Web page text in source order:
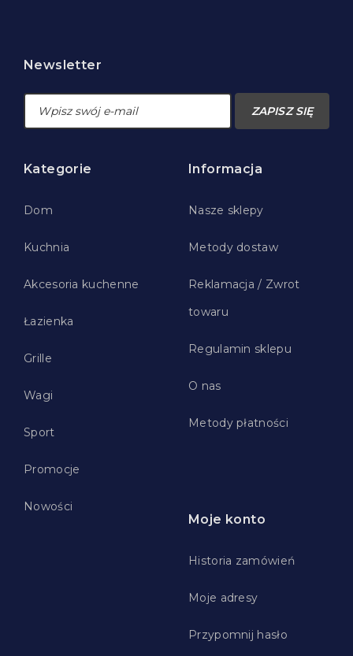
Newsletter
ZAPISZ SIĘ
Kategorie
Dom
Kuchnia
Akcesoria kuchenne
Łazienka
Grille
Wagi
Sport
Promocje
Nowości
Informacja
Nasze sklepy
Metody dostaw
Reklamacja / Zwrot
towaru
Regulamin sklepu
O nas
Metody płatności
Moje konto
Historia zamówień
Moje adresy
Przypomnij hasło